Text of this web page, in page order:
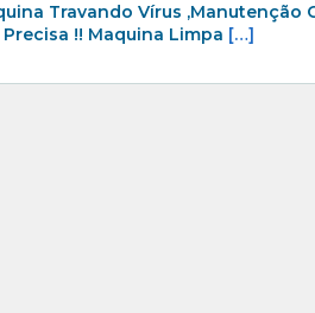
Travando Vírus ,Manutenção
!! Maquina Limpa […]